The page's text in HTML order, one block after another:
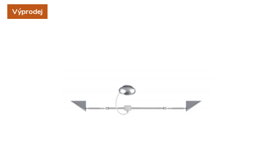
Výprodej